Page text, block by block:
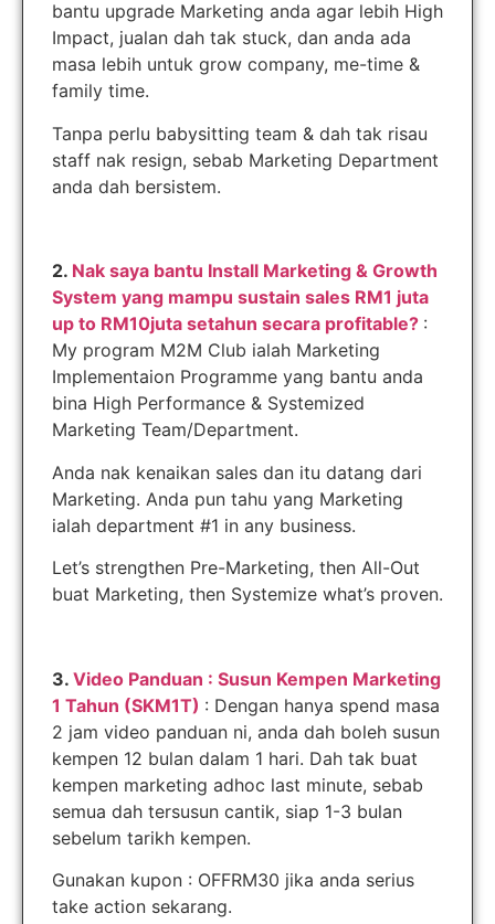
bantu upgrade Marketing anda agar lebih High
Impact, jualan dah tak stuck, dan anda ada
masa lebih untuk grow company, me-time &
family time.
Tanpa perlu babysitting team & dah tak risau
staff nak resign, sebab Marketing Department
anda dah bersistem.
2. Nak saya bantu Install Marketing & Growth
System yang mampu sustain sales RM1 juta
up to RM10juta setahun secara profitable? :
My program M2M Club ialah Marketing
Implementaion Programme yang bantu anda
bina High Performance & Systemized
Marketing Team/Department.
Anda nak kenaikan sales dan itu datang dari
Marketing. Anda pun tahu yang Marketing
ialah department #1 in any business.
Let’s strengthen Pre-Marketing, then All-Out
buat Marketing, then Systemize what’s proven.
3. Video Panduan : Susun Kempen Marketing
1 Tahun (SKM1T) : Dengan hanya spend masa
2 jam video panduan ni, anda dah boleh susun
kempen 12 bulan dalam 1 hari. Dah tak buat
kempen marketing adhoc last minute, sebab
semua dah tersusun cantik, siap 1-3 bulan
sebelum tarikh kempen.
Gunakan kupon : OFFRM30 jika anda serius
take action sekarang.